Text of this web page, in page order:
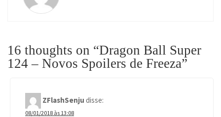
16 thoughts on “Dragon Ball Super
124 – Novos Spoilers de Freeza”
ZFlashSenju disse:
08/01/2018 às 13:08